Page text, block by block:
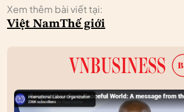
Xem thêm bài viết tại:
Việt NamThế giới